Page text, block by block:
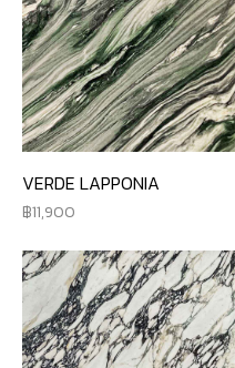
VERDE LAPPONIA
11,900